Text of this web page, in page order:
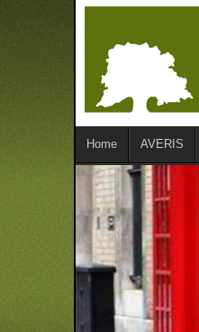
Home AVERIS